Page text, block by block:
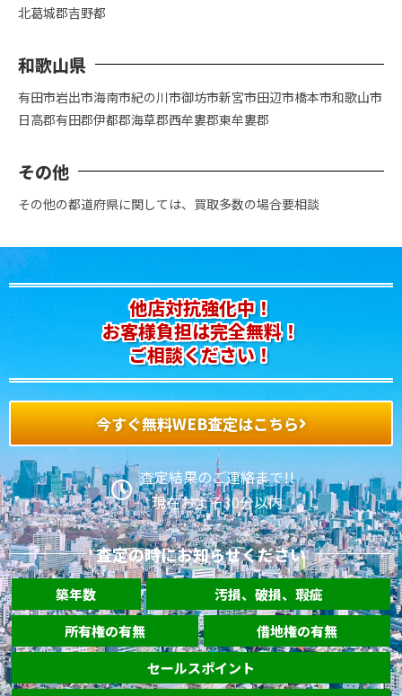
北葛城郡吉野都
和歌山県
有田市岩出市海南市紀の川市御坊市新宮市田辺市橋本市和歌山市
日高郡有田郡伊都郡海草郡西牟婁郡東牟婁郡
その他
その他の都道府県に関しては、買取多数の場合要相談
他店対抗強化中！
お客様負担は完全無料！
ご相談ください！
今すぐ無料WEB査定はこちら
査定結果のご連絡まで!!
現在およそ30分以内
査定の時にお知らせください
築年数
汚損、破損、瑕疵
所有権の有無
借地権の有無
セールスポイント